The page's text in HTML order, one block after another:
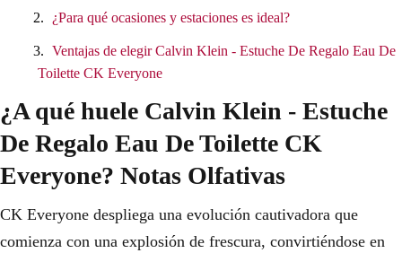
¿Para qué ocasiones y estaciones es ideal?
Ventajas de elegir Calvin Klein - Estuche De Regalo Eau De
Toilette CK Everyone
¿A qué huele Calvin Klein - Estuche
De Regalo Eau De Toilette CK
Everyone? Notas Olfativas
CK Everyone despliega una evolución cautivadora que
comienza con una explosión de frescura, convirtiéndose en